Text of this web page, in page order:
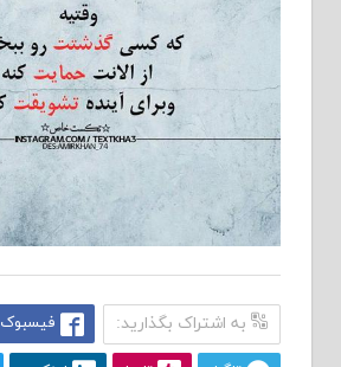
به اشتراک بگذارید: فیسبوک